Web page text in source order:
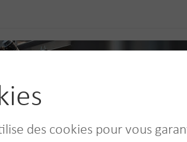
des cookies pour vous